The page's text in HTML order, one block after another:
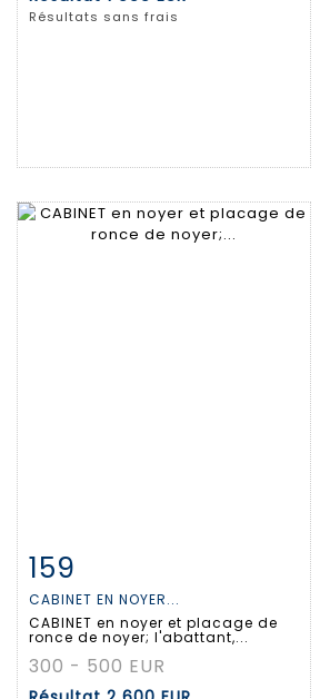
Résultats sans frais
Fiche détaillée
159
CABINET EN NOYER...
CABINET en noyer et placage de
ronce de noyer; l'abattant,...
300 - 500 EUR